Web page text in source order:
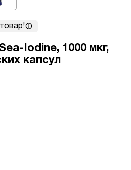
Iodine, 1000 мкг,
капсул